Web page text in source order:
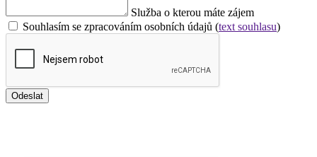
Služba o kterou máte zájem
Souhlasím se zpracováním osobních údajů (text souhlasu)
Odeslat